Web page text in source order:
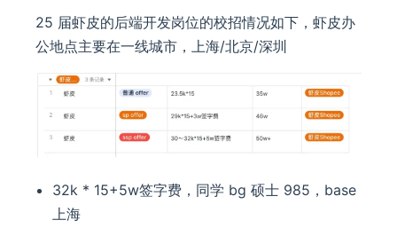
25 届虾皮的后端开发岗位的校招情况如下，虾皮办
公地点主要在一线城市，上海/北京/深圳
32k * 15+5w签字费，同学 bg 硕士 985，base
上海